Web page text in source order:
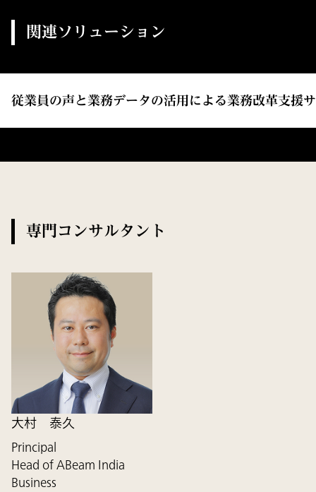
関連ソリューション
従業員の声と業務データの活用による業務改革支援
専門コンサルタント
大村 泰久
Principal
Head of ABeam India
Business